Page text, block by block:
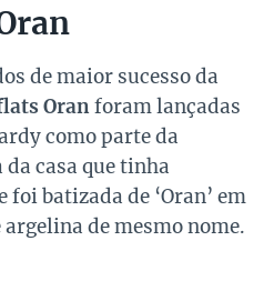
de maior sucesso da
Oranforam lançadas
como parte da
casa que tinha
batizada de ‘Oran’ em
de mesmo nome.